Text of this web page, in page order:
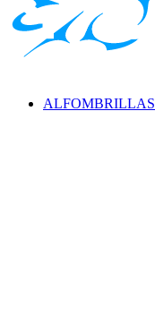
ALFOMBRILLAS